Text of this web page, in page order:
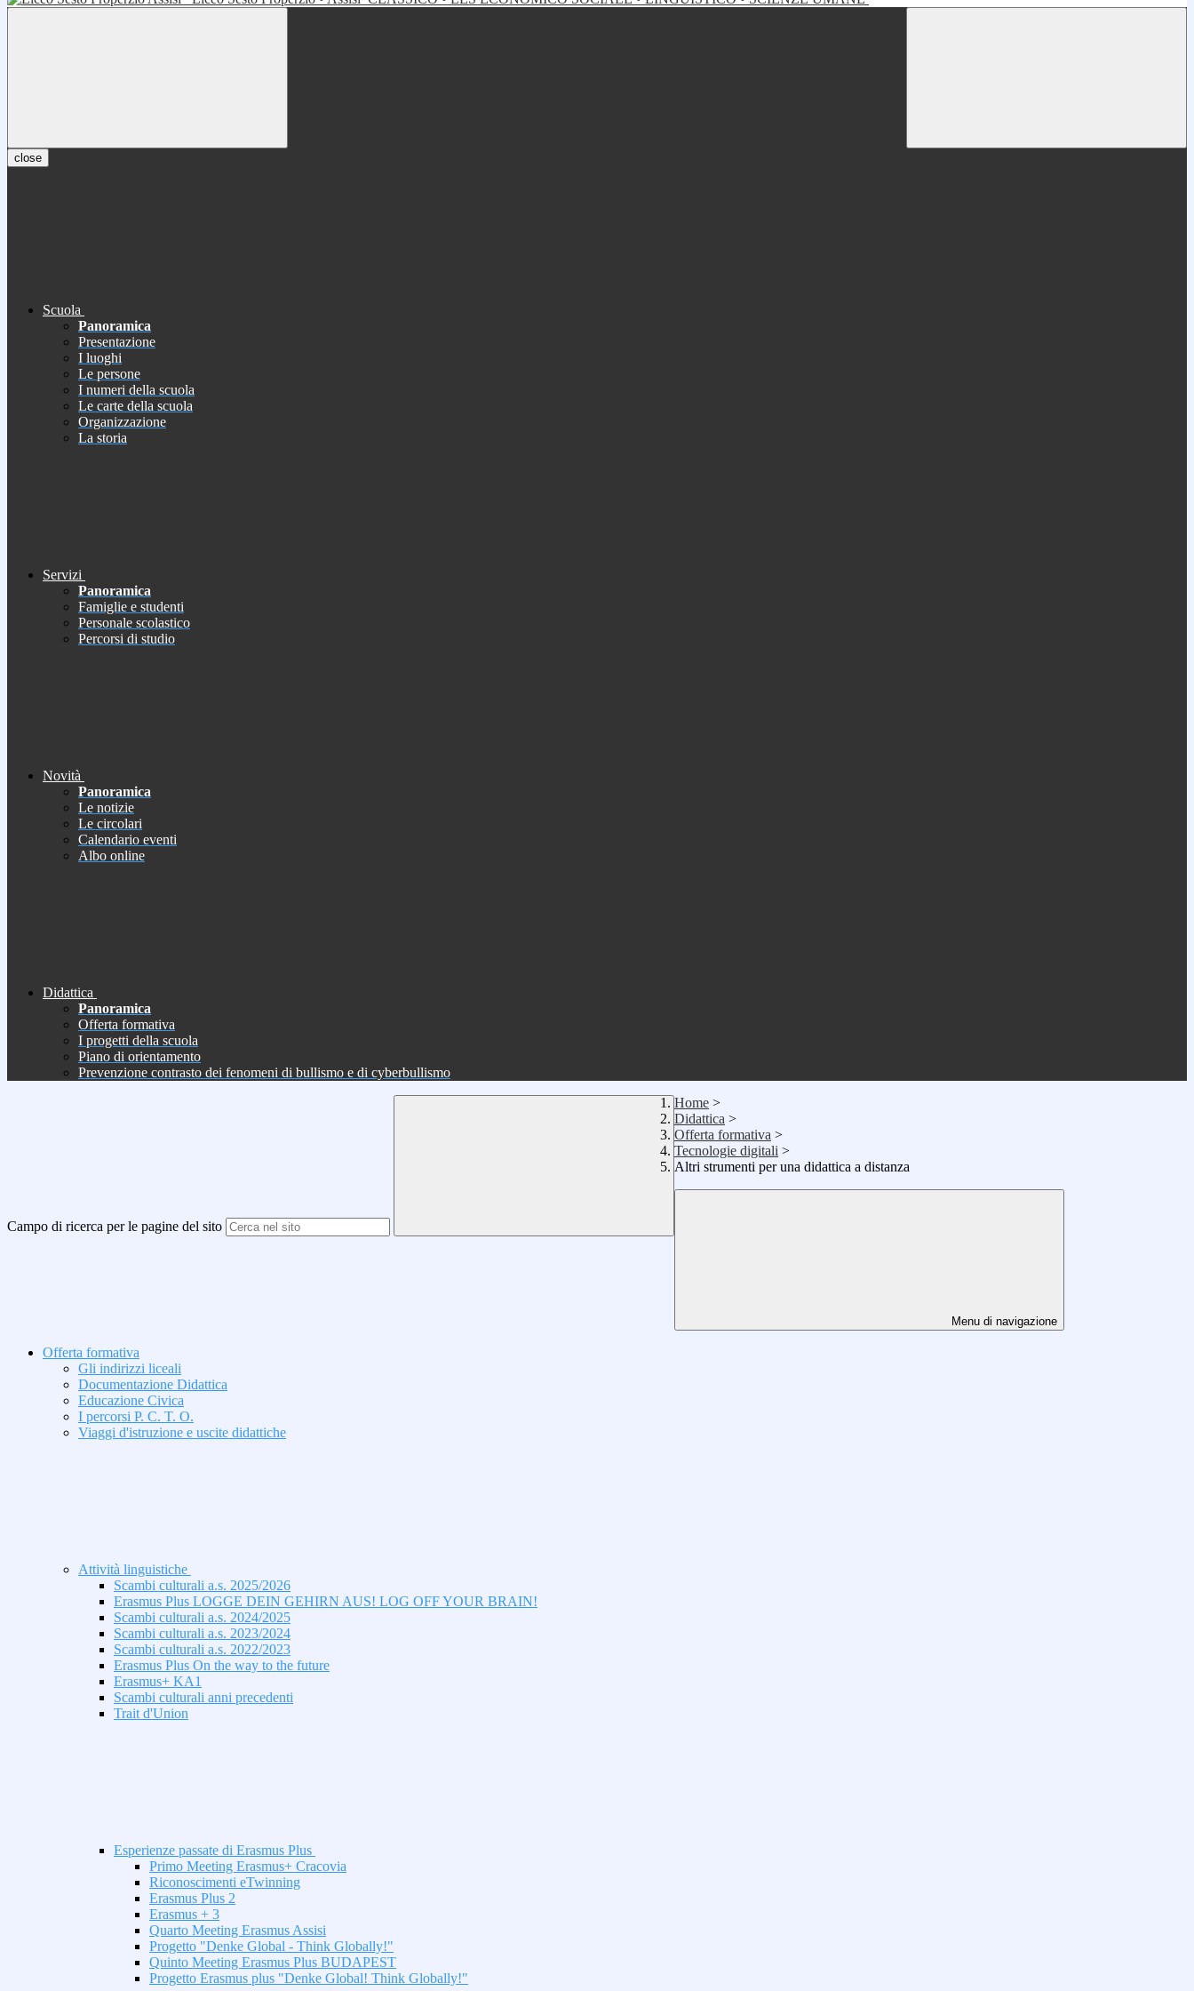
close
Scuola
Panoramica
Presentazione
I luoghi
Le persone
I numeri della scuola
Le carte della scuola
Organizzazione
La storia
Servizi
Panoramica
Famiglie e studenti
Personale scolastico
Percorsi di studio
Novità
Panoramica
Le notizie
Le circolari
Calendario eventi
Albo online
Didattica
Panoramica
Offerta formativa
I progetti della scuola
Piano di orientamento
Prevenzione contrasto dei fenomeni di bullismo e di cyberbullismo
Campo di ricerca per le pagine del sito
Home >
Didattica >
Offerta formativa >
Tecnologie digitali >
Altri strumenti per una didattica a distanza
Menu di navigazione
Offerta formativa
Gli indirizzi liceali
Documentazione Didattica
Educazione Civica
I percorsi P. C. T. O.
Viaggi d'istruzione e uscite didattiche
Attività linguistiche
Scambi culturali a.s. 2025/2026
Erasmus Plus LOGGE DEIN GEHIRN AUS! LOG OFF YOUR BRAIN!
Scambi culturali a.s. 2024/2025
Scambi culturali a.s. 2023/2024
Scambi culturali a.s. 2022/2023
Erasmus Plus On the way to the future
Erasmus+ KA1
Scambi culturali anni precedenti
Trait d'Union
Esperienze passate di Erasmus Plus
Primo Meeting Erasmus+ Cracovia
Riconoscimenti eTwinning
Erasmus Plus 2
Erasmus + 3
Quarto Meeting Erasmus Assisi
Progetto "Denke Global - Think Globally!"
Quinto Meeting Erasmus Plus BUDAPEST
Progetto Erasmus plus "Denke Global! Think Globally!"